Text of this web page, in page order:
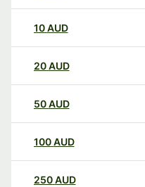
10AUD
20AUD
50AUD
100AUD
250AUD